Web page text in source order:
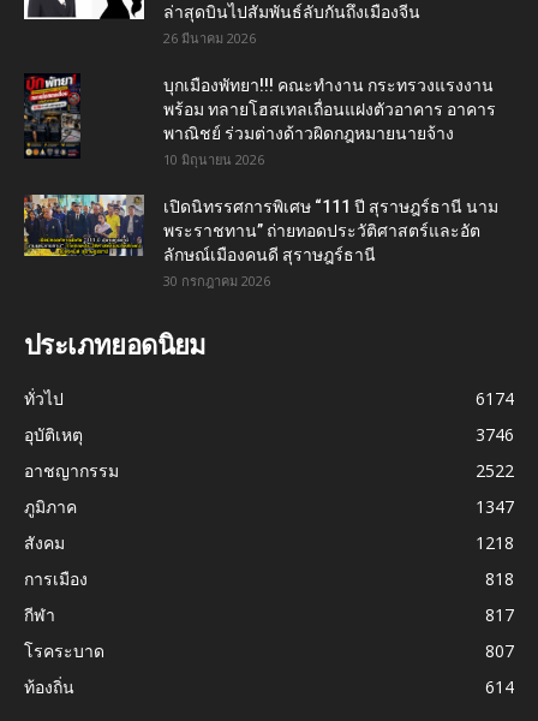
ล่าสุดบินไปสัมพันธ์ลับกันถึงเมืองจีน
26 มีนาคม 2026
บุกเมืองพัทยา!!! คณะทำงาน กระทรวงแรงงาน
พร้อม ทลายโฮสเทลเถื่อนแฝงตัวอาคาร อาคาร
พาณิชย์ ร่วมต่างด้าวผิดกฎหมายนายจ้าง
10 มิถุนายน 2026
เปิดนิทรรศการพิเศษ “111 ปี สุราษฎร์ธานี นาม
พระราชทาน” ถ่ายทอดประวัติศาสตร์และอัต
ลักษณ์เมืองคนดี สุราษฎร์ธานี
30 กรกฎาคม 2026
ประเภทยอดนิยม
ทั่วไป
6174
อุบัติเหตุ
3746
อาชญากรรม
2522
ภูมิภาค
1347
สังคม
1218
การเมือง
818
กีฬา
817
โรคระบาด
807
ท้องถิ่น
614